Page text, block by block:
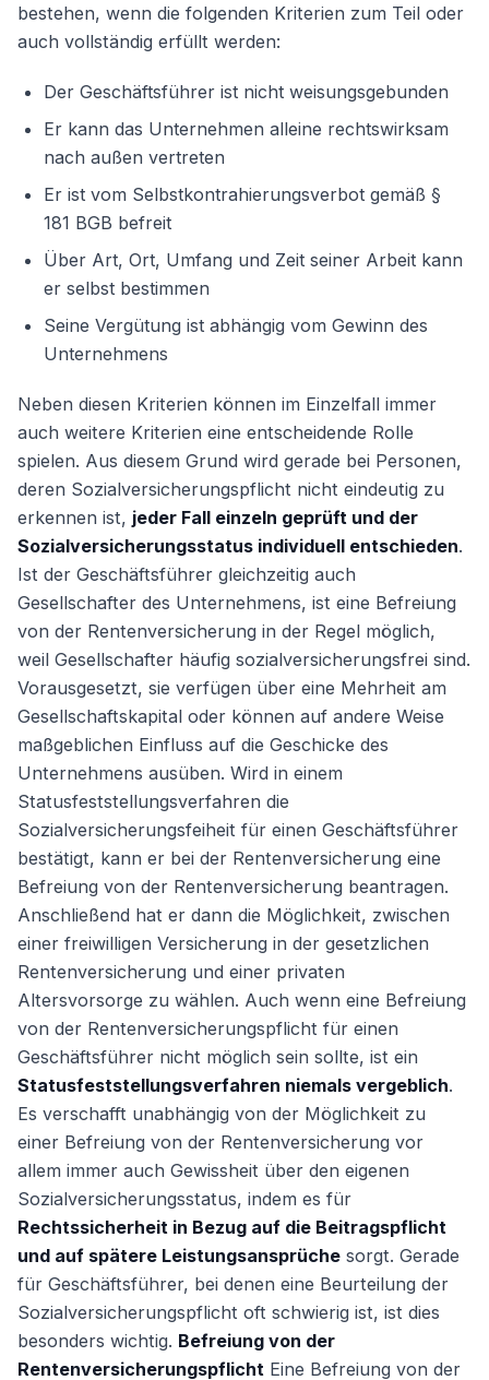
bestehen, wenn die folgenden Kriterien zum Teil oder
auch vollständig erfüllt werden:
Der Geschäftsführer ist nicht weisungsgebunden
Er kann das Unternehmen alleine rechtswirksam
nach außen vertreten
Er ist vom Selbstkontrahierungsverbot gemäß §
181 BGB befreit
Über Art, Ort, Umfang und Zeit seiner Arbeit kann
er selbst bestimmen
Seine Vergütung ist abhängig vom Gewinn des
Unternehmens
Neben diesen Kriterien können im Einzelfall immer
auch weitere Kriterien eine entscheidende Rolle
spielen. Aus diesem Grund wird gerade bei Personen,
deren Sozialversicherungspflicht nicht eindeutig zu
erkennen ist, jeder Fall einzeln geprüft und der
Sozialversicherungsstatus individuell entschieden.
Ist der Geschäftsführer gleichzeitig auch
Gesellschafter des Unternehmens, ist eine Befreiung
von der Rentenversicherung in der Regel möglich,
weil Gesellschafter häufig sozialversicherungsfrei sind.
Vorausgesetzt, sie verfügen über eine Mehrheit am
Gesellschaftskapital oder können auf andere Weise
maßgeblichen Einfluss auf die Geschicke des
Unternehmens ausüben. Wird in einem
Statusfeststellungsverfahren die
Sozialversicherungsfeiheit für einen Geschäftsführer
bestätigt, kann er bei der Rentenversicherung eine
Befreiung von der Rentenversicherung beantragen.
Anschließend hat er dann die Möglichkeit, zwischen
einer freiwilligen Versicherung in der gesetzlichen
Rentenversicherung und einer privaten
Altersvorsorge zu wählen. Auch wenn eine Befreiung
von der Rentenversicherungspflicht für einen
Geschäftsführer nicht möglich sein sollte, ist ein
Statusfeststellungsverfahren niemals vergeblich.
Es verschafft unabhängig von der Möglichkeit zu
einer Befreiung von der Rentenversicherung vor
allem immer auch Gewissheit über den eigenen
Sozialversicherungsstatus, indem es für
Rechtssicherheit in Bezug auf die Beitragspflicht
und auf spätere Leistungsansprüche sorgt. Gerade
für Geschäftsführer, bei denen eine Beurteilung der
Sozialversicherungspflicht oft schwierig ist, ist dies
besonders wichtig. Befreiung von der
Rentenversicherungspflicht Eine Befreiung von der